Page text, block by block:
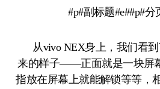
#p#副标题#e##p#分
从vivo NEX身上，我们看到
来的样子——正面就是一块屏
指放在屏幕上就能解锁等等，